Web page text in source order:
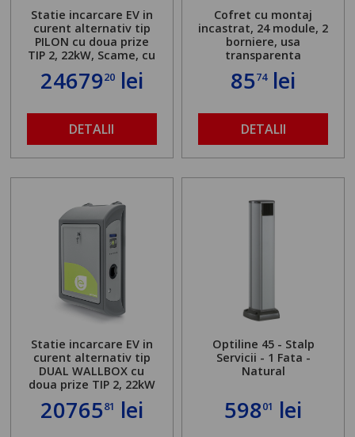
Statie incarcare EV in
curent alternativ tip
PILON cu doua prize
TIP 2, 22kW, Scame, cu
server local
2467920lei
DETALII
Cofret cu montaj
incastrat, 24 module, 2
borniere, usa
transparenta
8574lei
DETALII
Statie incarcare EV in
curent alternativ tip
DUAL WALLBOX cu
doua prize TIP 2, 22kW
2076581 lei
Optiline 45 - Stalp
Servicii - 1 Fata -
Natural
59801 lei